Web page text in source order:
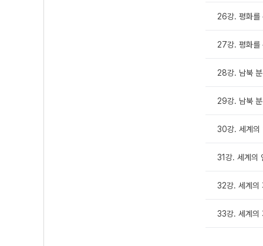
26강. 평화를
27강. 평화를
28강. 남북
29강. 남북
30강. 세계의
31강. 세계의
32강. 세계의
33강. 세계의